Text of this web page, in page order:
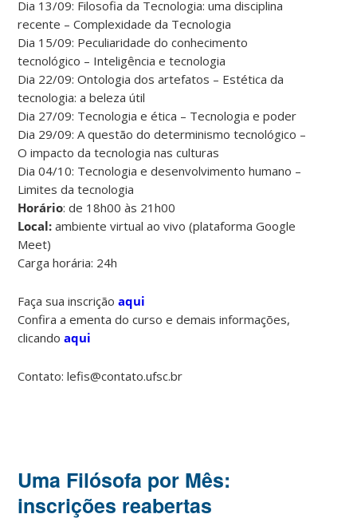
Dia 13/09: Filosofia da Tecnologia: uma disciplina
recente – Complexidade da Tecnologia
Dia 15/09: Peculiaridade do conhecimento
tecnológico – Inteligência e tecnologia
Dia 22/09: Ontologia dos artefatos – Estética da
tecnologia: a beleza útil
Dia 27/09: Tecnologia e ética – Tecnologia e poder
Dia 29/09: A questão do determinismo tecnológico –
O impacto da tecnologia nas culturas
Dia 04/10: Tecnologia e desenvolvimento humano –
Limites da tecnologia
Horário: de 18h00 às 21h00
Local: ambiente virtual ao vivo (plataforma Google
Meet)
Carga horária: 24h
Faça sua inscriçãoaqui
Confira a ementa do curso e demais informações,
clicandoaqui
Contato: lefis@contato.ufsc.br
Uma Filósofa por Mês:
inscrições reabertas